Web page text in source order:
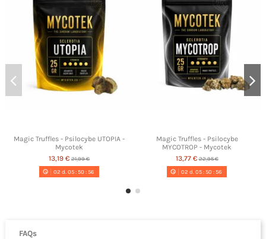
Magic Truffles - Psilocybe UTOPIA -
Mycotek
13,19 € 21,99 €
02 d. 05:50:55
Magic Truffles - Psilocybe
MYCOTROP - Mycotek
13,77 €22,95 €
02 d. 05:50:55
FAQs